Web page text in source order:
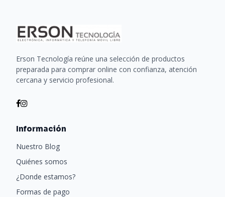
Erson Tecnología reúne una selección de productos
preparada para comprar online con confianza, atención
cercana y servicio profesional.
Información
Nuestro Blog
Quiénes somos
¿Donde estamos?
Formas de pago